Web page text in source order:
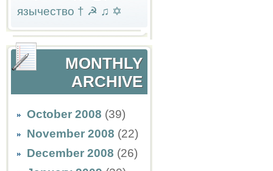
язычество † ☭ ♫ ✡
MONTHLY
ARCHIVE
October 2008 (39)
November 2008 (22)
December 2008 (26)